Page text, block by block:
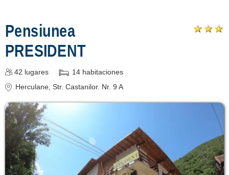
Pensiunea
PRESIDENT
42 lugares 14 habitaciones
Herculane, Str. Castanilor. Nr. 9 A